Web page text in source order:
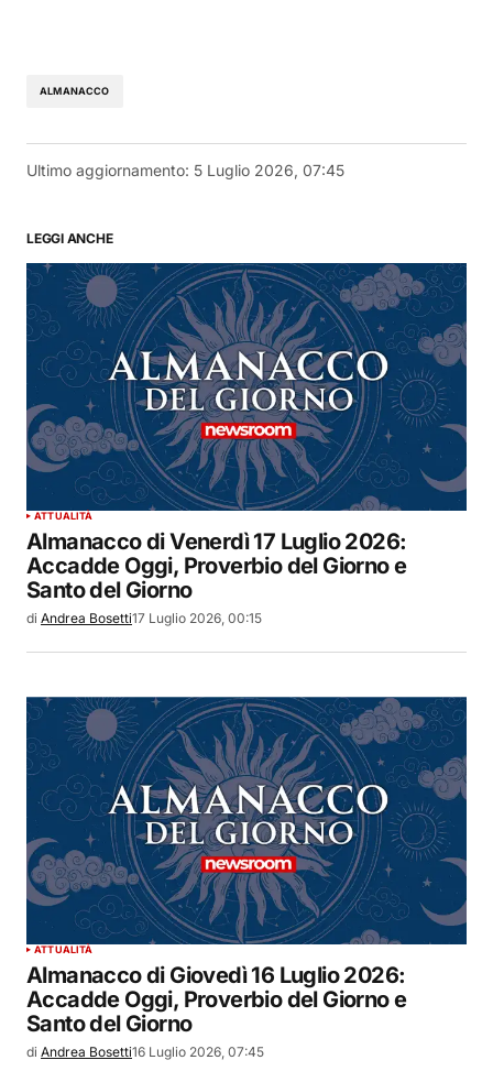
ALMANACCO
Ultimo aggiornamento: 5 Luglio 2026, 07:45
LEGGI ANCHE
ATTUALITÀ
Almanacco di Venerdì 17 Luglio 2026:
Accadde Oggi, Proverbio del Giorno e
Santo del Giorno
di Andrea Bosetti17 Luglio 2026, 00:15
ATTUALITÀ
Almanacco di Giovedì 16 Luglio 2026:
Accadde Oggi, Proverbio del Giorno e
Santo del Giorno
di Andrea Bosetti16 Luglio 2026, 07:45